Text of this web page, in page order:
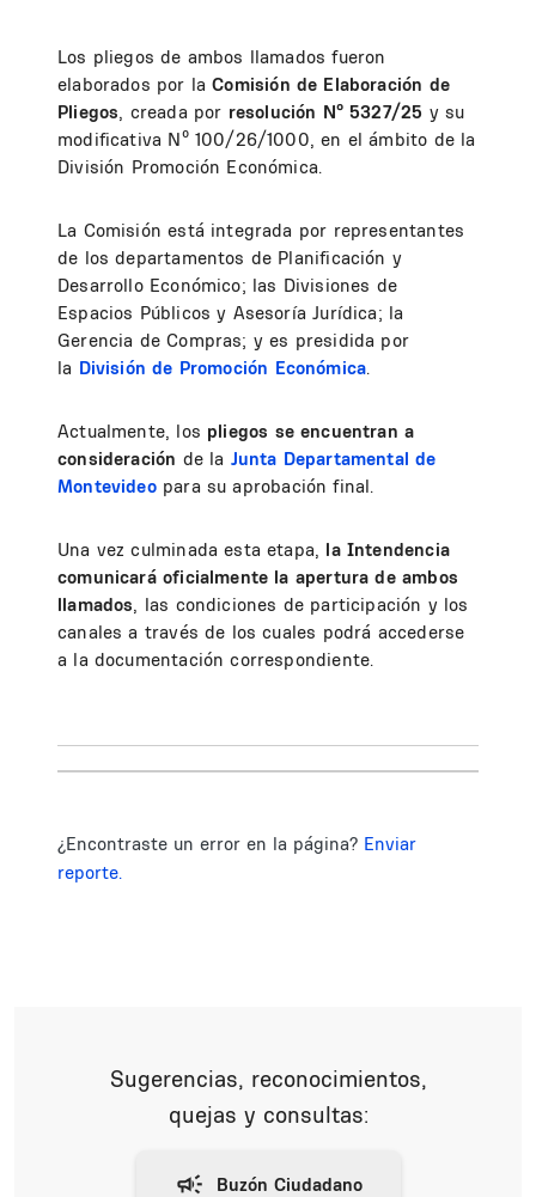
Los pliegos de ambos llamados fueron
elaborados por laComisión de Elaboración de
Pliegos, creada por resolución Nº 5327/25 y su
modificativa Nº 100/26/1000, en el ámbito de la
División Promoción Económica.
La Comisión está integrada por representantes
de los departamentos de Planificación y
Desarrollo Económico; las Divisiones de
Espacios Públicos y Asesoría Jurídica; la
Gerencia de Compras; y es presidida por
la División de Promoción Económica.
Actualmente, los pliegos se encuentran a
consideración de la Junta Departamental de
Montevideopara su aprobación final.
Una vez culminada esta etapa, la Intendencia
comunicará oficialmente la apertura de ambos
llamados, las condiciones de participación y los
canales a través de los cuales podrá accederse
a la documentación correspondiente.
¿Encontraste un error en la página? Enviar
reporte.
Sugerencias, reconocimientos,
quejas y consultas: